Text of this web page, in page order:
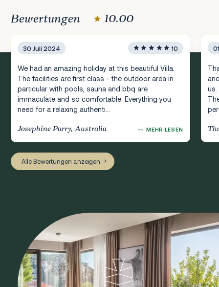
Bewertungen 10.00
30 Juli 2024 10
We had an amazing holiday at this beautiful Villa.
The facilities are first class - the outdoor area in
particular with pools, sauna and bbq are
immaculate and so comfortable. Everything you
need for a relaxing authenti...
Josephine Parry, Australia — MEHR LESEN
us.
Alle Bewertungen anzeigen